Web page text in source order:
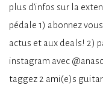
plus d’infos sur la
pédale 1) abonnez
actus et aux deals! 2)
instagram avec
taggez 2 ami(e)s